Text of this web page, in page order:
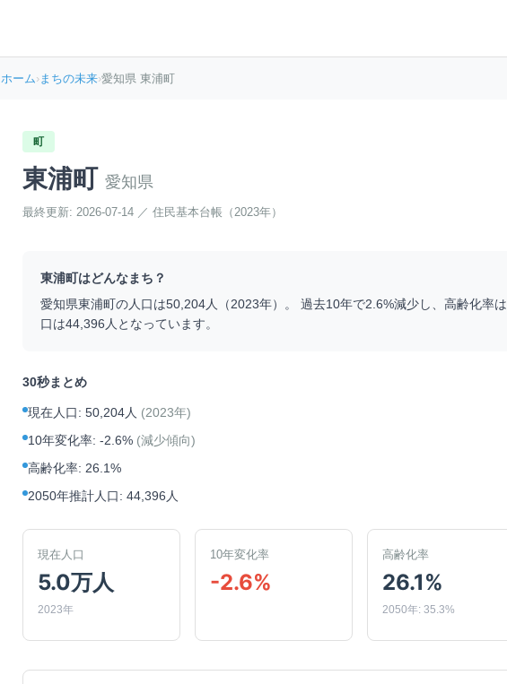
ホーム›まちの未来›愛知県 東浦町
町
東浦町 愛知県
最終更新: 2026-07-14 ／ 住民基本台帳（2023年）
東浦町はどんなまち？
愛知県東浦町の人口は50,204人（2023年）。 過去10年で2.6%減少し、高齢化率は
口は44,396 人となっています。
30秒まとめ
現在人口: 50,204人 (2023年)
10年変化率: -2.6% (減少傾向)
高齢化率: 26.1%
2050年推計人口: 44,396人
現在人口
5.0万人
2023年
10年変化率
-2.6%
高齢化率
26.1%
2050年: 35.3%